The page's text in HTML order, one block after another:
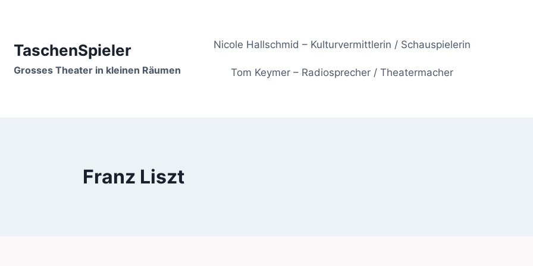
TaschenSpieler
Grosses Theater in kleinen Räumen
Nicole Hallschmid – Kulturvermittlerin / Schauspielerin
Tom Keymer – Radiosprecher / Theatermacher
Franz Liszt